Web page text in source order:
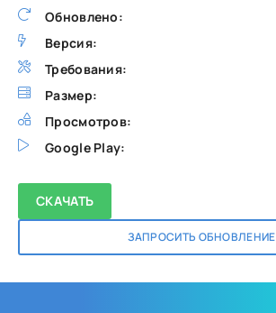
Обновлено:
Версия:
Требования:
Размер:
Просмотров:
Google Play:
СКАЧАТЬ
ЗАПРОСИТЬ ОБНОВЛЕНИЕ